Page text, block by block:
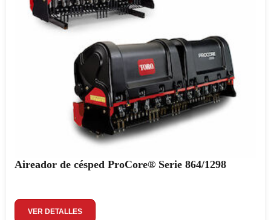
Aireador de césped ProCore® Serie 864/1298
VER DETALLES